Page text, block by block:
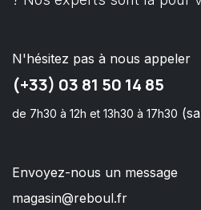
N'hésitez pas à nous appeler
(+33) 03 81 50 14 85
de 7h30 à 12h et 13h30 à 17h30
Envoyez-nous un message
magasin@reboul.fr